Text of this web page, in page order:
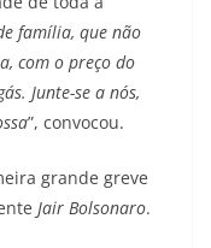
família, que não
com o preço do
Junte-se a nós,
”, convocou.
grande greve
Jair Bolsonaro.